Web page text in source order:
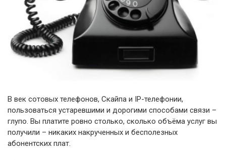
В век сотовых телефонов, Скайпа и IP-телефонии,
пользоваться устаревшими и дорогими способами связи –
глупо. Вы платите ровно столько, сколько объёма услуг вы
получили – никаких накрученных и бесполезных
абонентских плат.